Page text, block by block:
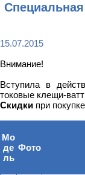
15.07.2015
Внимание!
Вступила в
токовые клещи-
Скидки при
Мо
де
ль
Фото